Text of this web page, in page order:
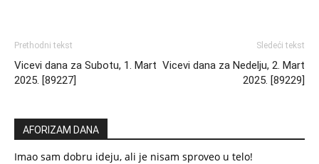
Prethodni tekst
Vicevi dana za Subotu, 1. Mart
2025. [89227]
Sledeći tekst
Vicevi dana za Nedelju, 2. Mart
2025. [89229]
AFORIZAM DANA
Imao sam dobru ideju, ali je nisam sproveo u telo!